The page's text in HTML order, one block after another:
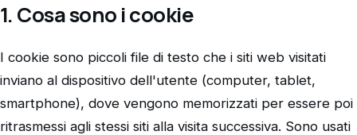
1. Cosa sono i cookie
I cookie sono piccoli file di testo che i siti web visitati
inviano al dispositivo dell'utente (computer, tablet,
smartphone), dove vengono memorizzati per essere poi
ritrasmessi agli stessi siti alla visita successiva. Sono usati